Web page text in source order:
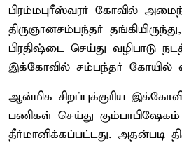
பிரம்மபுரீஸ்வரர் கோவில்
திருஞானசம்பந்தர்
பிரதிஷ்டை செய்து வழிபாடு
இக்கோவில் சம்பந்தர் கோயில்
ஆன்மிக சிறப்புக்குரிய
பணிகள் செய்து
தீர்மானிக்கப்பட்டது. அதன்படி